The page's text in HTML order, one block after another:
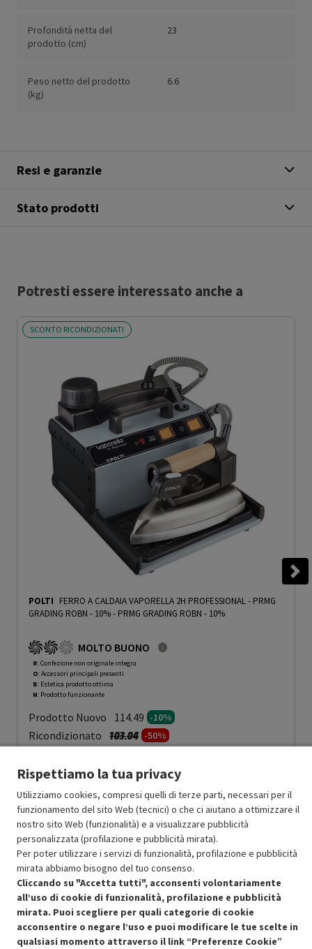
Profondità netta del
prodotto (cm)
23
Peso netto del prodotto
(kg)
6.6
Resi e garanzie
Stato prodotti
Potresti essere interessato anche a
SCONTO RICONDIZIONATI
POLTI FERRO A CALDAIA VAPORELLA 2H PROFESSIONAL - PRMG
GRADING ROBN - 10%- PRMG GRADING ROBN - 10%
MOLTO BUONO
R: Confezione non originale integra
O: Accessori principali presenti
B: Estetica prodotto ottima
N: Prodotto funzionante
Prodotto Nuovo 114.49 -10%
Ricondizionato Prezzo ridotto da
103.04a-50%
51.52
Aggiungi al carrello
SCONTO RICONDIZIONATI
Approfitta dello sconto del 50% sul prodotto ricondizionato.
Rispettiamo la tua privacy
Utilizziamo cookies, compresi quelli di terze parti, necessari per il
funzionamento del sito Web (tecnici) o che ci aiutano a ottimizzare il
nostro sito Web (funzionalità) e a visualizzare pubblicità
personalizzata (profilazione e pubblicità mirata).
Per poter utilizzare i servizi di funzionalità, profilazione e pubblicità
mirata abbiamo bisogno del tuo consenso.
Cliccando su "Accetta tutti", acconsenti volontariamente
all’uso di cookie di funzionalità, profilazione e pubblicità
mirata. Puoi scegliere per quali categorie di cookie
acconsentire o negare l’uso e puoi modificare le tue scelte in
qualsiasi momento attraverso il link “Preferenze Cookie”